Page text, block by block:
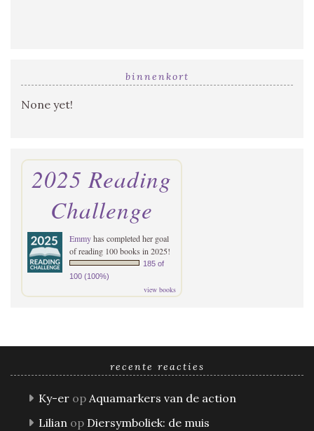
binnenkort
None yet!
2025 Reading
Challenge
Emmyhas completed her goal
of reading 100 books in 2025!
185 of
100 (100%)
view books
recente reacties
Ky-er op Aquamarkers van de action
Lilian op Diersymboliek: de muis